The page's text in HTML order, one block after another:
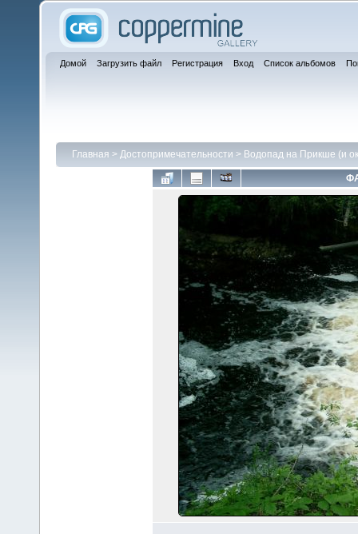
Домой Загрузить файл Регистрация Вход Список альбомов
Главная > Достопримечательности > Водопад на Прикше (и